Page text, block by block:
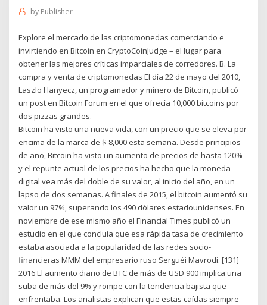
by Publisher
Explore el mercado de las criptomonedas comerciando e
invirtiendo en Bitcoin en CryptoCoinJudge – el lugar para
obtener las mejores críticas imparciales de corredores. B. La
compra y venta de criptomonedas El día 22 de mayo del 2010,
Laszlo Hanyecz, un programador y minero de Bitcoin, publicó
un post en Bitcoin Forum en el que ofrecía 10,000 bitcoins por
dos pizzas grandes.
Bitcoin ha visto una nueva vida, con un precio que se eleva por
encima de la marca de $ 8,000 esta semana. Desde principios
de año, Bitcoin ha visto un aumento de precios de hasta 120%
y el repunte actual de los precios ha hecho que la moneda
digital vea más del doble de su valor, al inicio del año, en un
lapso de dos semanas. A finales de 2015, el bitcoin aumentó su
valor un 97%, superando los 490 dólares estadounidenses. En
noviembre de ese mismo año el Financial Times publicó un
estudio en el que concluía que esa rápida tasa de crecimiento
estaba asociada a la popularidad de las redes socio-
financieras MMM del empresario ruso Serguéi Mavrodi. [131]
2016 El aumento diario de BTC de más de USD 900 implica una
suba de más del 9% y rompe con la tendencia bajista que
enfrentaba. Los analistas explican que estas caídas siempre